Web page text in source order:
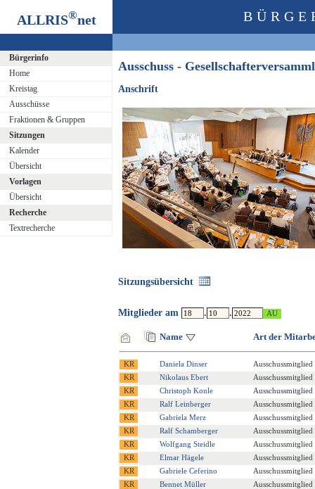
ALLRIS®net
Bürgerinfo
Home
Kreistag
Ausschüsse
Fraktionen & Gruppen
Sitzungen
Kalender
Übersicht
Vorlagen
Übersicht
Recherche
Textrecherche
Ausschuss -
Anschrift
Sitzungsübersicht
Mitglieder am . .
Name Art der
Daniela Dinser
Ausschussmitglied
Nikolaus Ebert
Ausschussmitglied
Christoph Konle
Ausschussmitglied
Ralf Leinberger
Ausschussmitglied
Gabriela Merz
Ausschussmitglied
Ralf Schamberger
Ausschussmitglied
Wolfgang Steidle
Ausschussmitglied
Elmar Hägele
Ausschussmitglied
Gabriele Ceferino
Ausschussmitglied
Bennet Müller
Ausschussmitglied